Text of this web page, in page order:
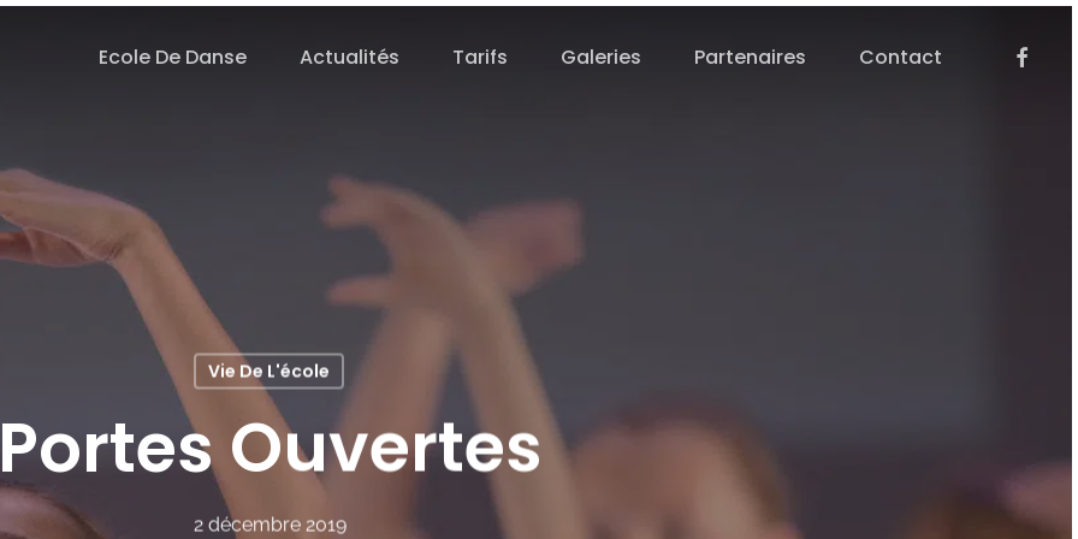
Ecole De Danse Actualités Tarifs Galeries Partenaires Contact
Vie De L'école
Portes Ouvertes
2 décembre 2019